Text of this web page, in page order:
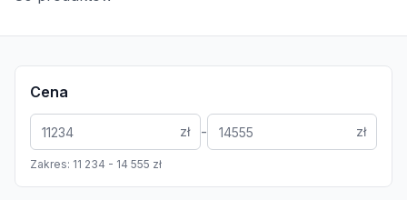
Cena
zł - zł
Zakres: 11 234 - 14 555 zł